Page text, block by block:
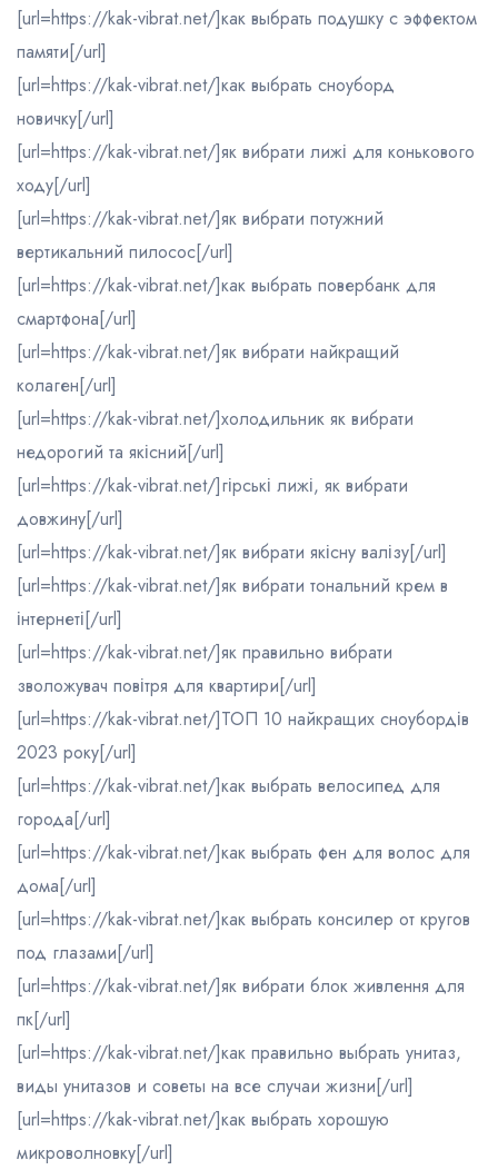
[url=https://kak-vibrat.net/]как выбрать подушку с эффектом
памяти[/url]
[url=https://kak-vibrat.net/]как выбрать сноуборд
новичку[/url]
[url=https://kak-vibrat.net/]як вибрати лижі для конькового
ходу[/url]
[url=https://kak-vibrat.net/]як вибрати потужний
вертикальний пилосос[/url]
[url=https://kak-vibrat.net/]как выбрать повербанк для
смартфона[/url]
[url=https://kak-vibrat.net/]як вибрати найкращий
колаген[/url]
[url=https://kak-vibrat.net/]холодильник як вибрати
недорогий та якісний[/url]
[url=https://kak-vibrat.net/]гірські лижі, як вибрати
довжину[/url]
[url=https://kak-vibrat.net/]як вибрати якісну валізу[/url]
[url=https://kak-vibrat.net/]як вибрати тональний крем в
інтернеті[/url]
[url=https://kak-vibrat.net/]як правильно вибрати
зволожувач повітря для квартири[/url]
[url=https://kak-vibrat.net/]ТОП 10 найкращих сноубордів
2023 року[/url]
[url=https://kak-vibrat.net/]как выбрать велосипед для
города[/url]
[url=https://kak-vibrat.net/]как выбрать фен для волос для
дома[/url]
[url=https://kak-vibrat.net/]как выбрать консилер от кругов
под глазами[/url]
[url=https://kak-vibrat.net/]як вибрати блок живлення для
пк[/url]
[url=https://kak-vibrat.net/]как правильно выбрать унитаз,
виды унитазов и советы на все случаи жизни[/url]
[url=https://kak-vibrat.net/]как выбрать хорошую
микроволновку[/url]